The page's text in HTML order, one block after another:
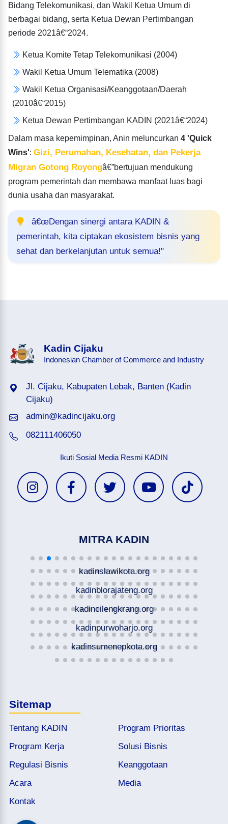
Bidang Telekomunikasi, dan Wakil Ketua Umum di
berbagai bidang, serta Ketua Dewan Pertimbangan
periode 2021â€“2024.
Ketua Komite Tetap Telekomunikasi (2004)
Wakil Ketua Umum Telematika (2008)
Wakil Ketua Organisasi/Keanggotaan/Daerah
(2010â€“2015)
Ketua Dewan Pertimbangan KADIN (2021â€“2024)
Dalam masa kepemimpinan, Anin meluncurkan 4 'Quick
Wins': Gizi, Perumahan, Kesehatan, dan Pekerja
Migran Gotong Royongâ€”bertujuan mendukung
program pemerintah dan membawa manfaat luas bagi
dunia usaha dan masyarakat.
â€œDengan sinergi antara KADIN &
pemerintah, kita ciptakan ekosistem bisnis yang
sehat dan berkelanjutan untuk semua!"
Kadin Cijaku
Indonesian Chamber of Commerce and Industry
Jl. Cijaku, Kabupaten Lebak, Banten (Kadin
Cijaku)
admin@kadincijaku.org
082111406050
Ikuti Sosial Media Resmi KADIN
MITRA KADIN
kadinslawikota.org
kadinblorajateng.org
kadincilengkrang.org
kadinpurwoharjo.org
kadinsumenepkota.org
Sitemap
Tentang KADIN
Program Prioritas
Program Kerja
Solusi Bisnis
Regulasi Bisnis
Keanggotaan
Acara
Media
Kontak